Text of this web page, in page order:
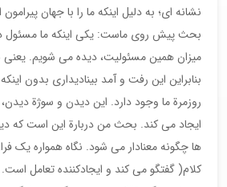
نشانه ای؛ به دلیل اینکه ما را با جهان
بحث پیش روی ماست: یکی اینکه ما مسئول
میزان همین مسئولیت، دیده می شویم. یعنی
بنابراین این رفت و آمد بینادیداری بدون
روزمرة ما وجود دارد. این دیدن و سوژة
ایجاد می کند. بحث من دربارة این است
ها چگونه معنادار می شود. نگاه همواره یک
کلام( گفتگو می کند و ایجادکننده تعامل است.